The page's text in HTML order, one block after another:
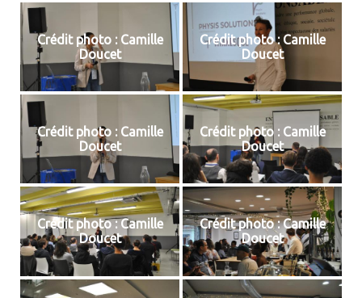
Crédit photo : Camille
Doucet
Crédit photo : Camille
Doucet
Crédit photo : Camille
Doucet
Crédit photo : Camille
Doucet
Crédit photo : Camille
Doucet
Crédit photo : Camille
Doucet